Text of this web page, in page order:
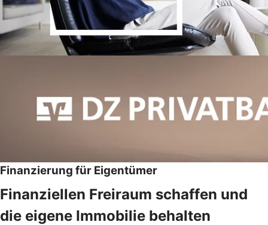
Finanzierung für Eigentümer
Finanziellen Freiraum schaffen und
die eigene Immobilie behalten